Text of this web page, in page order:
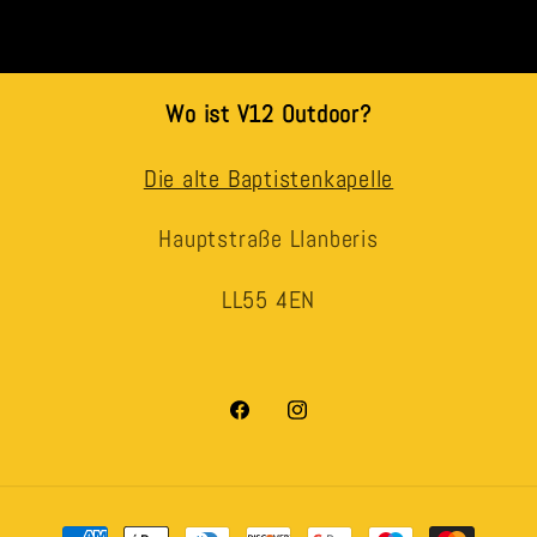
Wo ist V12 Outdoor?
Die alte Baptistenkapelle
Hauptstraße Llanberis
LL55 4EN
FacebookInstagram
Zahlungsmethoden